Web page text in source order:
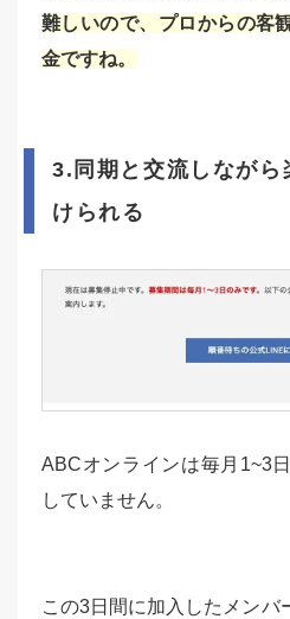
難しいので、プロからの客
金ですね。
3.同期と交流しながら
けられる
ABCオンラインは毎月1~3
していません。
この3日間に加入したメンバ